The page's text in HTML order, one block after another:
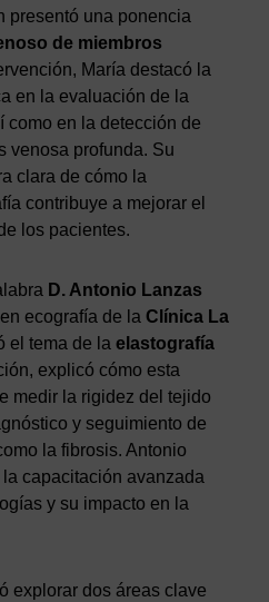
presentó una ponencia
de miembros
María destacó la
en la evaluación de la
como en la detección de
venosa profunda. Su
clara de cómo la
contribuye a mejorar el
los pacientes.
D. Antonio Lanzas
ecografía de laClínica La
el tema de laelastografía
explicó cómo esta
medir la rigidez del tejido
y seguimiento de
la fibrosis. Antonio
capacitación avanzada
y su impacto en la
explorar dos áreas clave